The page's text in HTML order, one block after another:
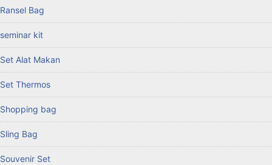
Ransel Bag
seminar kit
Set Alat Makan
Set Thermos
Shopping bag
Sling Bag
Souvenir Set